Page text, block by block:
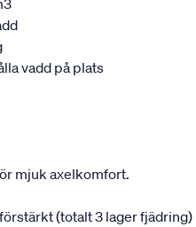
vadd på plats
mjuk axelkomfort.
(totalt 3 lager fjädring)